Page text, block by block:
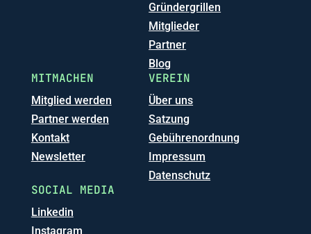
Gründergrillen
Mitglieder
Partner
Blog
MITMACHEN
Mitglied werden
Partner werden
Kontakt
Newsletter
VEREIN
Über uns
Satzung
Gebührenordnung
Impressum
Datenschutz
SOCIAL MEDIA
Linkedin
Instagram